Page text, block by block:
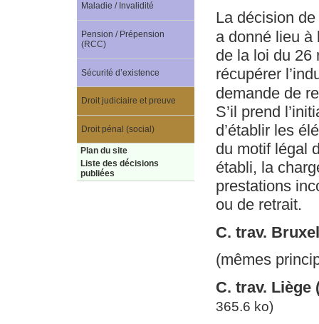
La décision
a donné lieu à
de la loi du 26
récupérer
demande de
S’il prend
d’établir les
du motif légal
établi, la
prestations
ou de retrait.
C. trav.
(mêmes
C. trav. Liège
365.6 ko)
Maladie / Invalidité
Pension / Prépension
(RCC)
Sécurité d’existence
Droit judiciaire et preuve
Droit pénal (social)
Plan du site
Liste des décisions
publiées